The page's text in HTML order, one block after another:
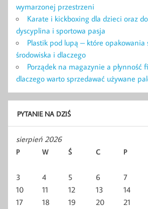
wymarzonej przestrzeni
Karate i kickboxing dla dzieci oraz
dyscyplina i sportowa pasja
Plastik pod lupą – które opakowania
środowiska i dlaczego
Porządek na magazynie a płynność
dlaczego warto sprzedawać używane
PYTANIE NA DZIŚ
sierpień 2026
P W Ś C P
3
4 5 6 7
10
11 12 13 14
17
18 19 20 21